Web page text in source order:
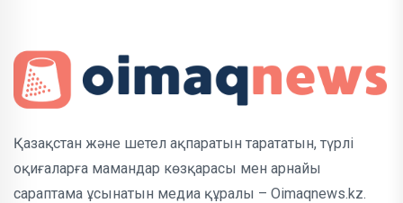
Қазақстан және шетел ақпаратын тарататын, түрлі
оқиғаларға мамандар көзқарасы мен арнайы
сараптама ұсынатын медиа құралы – Oimaqnews.kz.